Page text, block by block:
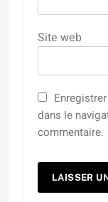
Site web
dans le
commentaire.